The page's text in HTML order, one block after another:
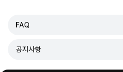
FAQ
공지사항